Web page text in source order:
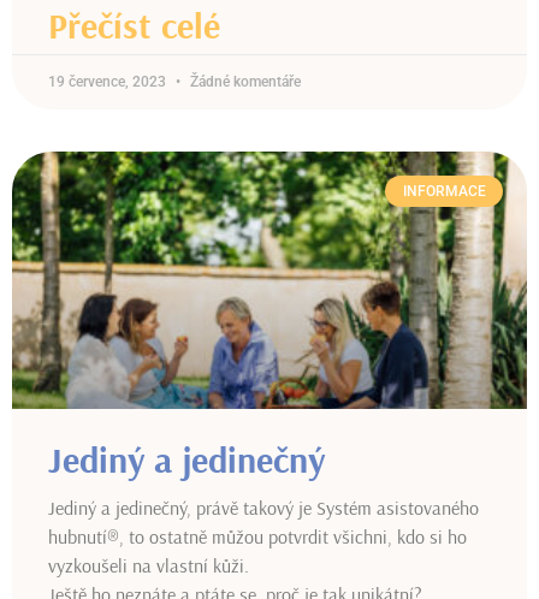
Přečíst celé
19 července, 2023 Žádné komentáře
INFORMACE
Jediný a jedinečný
Jediný a jedinečný, právě takový je Systém asistovaného
hubnutí®, to ostatně můžou potvrdit všichni, kdo si ho
vyzkoušeli na vlastní kůži.
Ještě ho neznáte a ptáte se, proč je tak unikátní?